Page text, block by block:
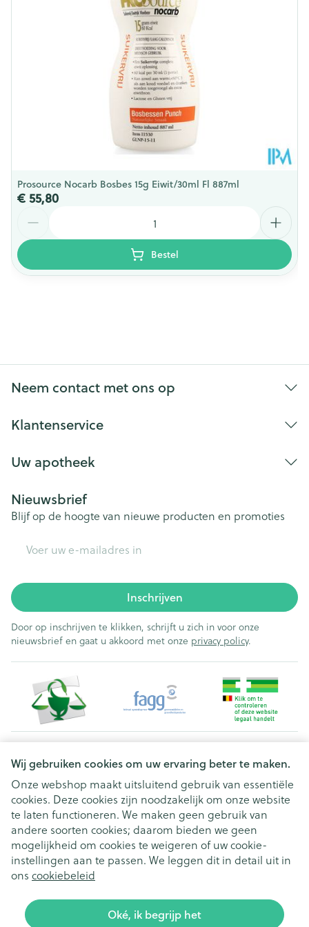
Wij gebruiken cookies om uw ervaring beter te maken.
Onze webshop maakt uitsluitend gebruik van essentiële
cookies. Deze cookies zijn noodzakelijk om onze website
te laten functioneren. We maken geen gebruik van
andere soorten cookies; daarom bieden we geen
mogelijkheid om cookies te weigeren of uw cookie-
instellingen aan te passen. We leggen dit in detail uit in
ons cookiebeleid
Oké, ik begrijp het
Kamertemperatuur (15°C -
25°C)
Prosource Nocarb Bosbes 15g Eiwit/30ml Fl 887ml
€ 55,80
Bestel
Neem contact met ons op
Klantenservice
Uw apotheek
Nieuwsbrief
Blijf op de hoogte van nieuwe producten en promoties
Inschrijven
Door op inschrijven te klikken, schrijft u zich in voor onze
nieuwsbrief en gaat u akkoord met onze privacy policy.
Juridische links